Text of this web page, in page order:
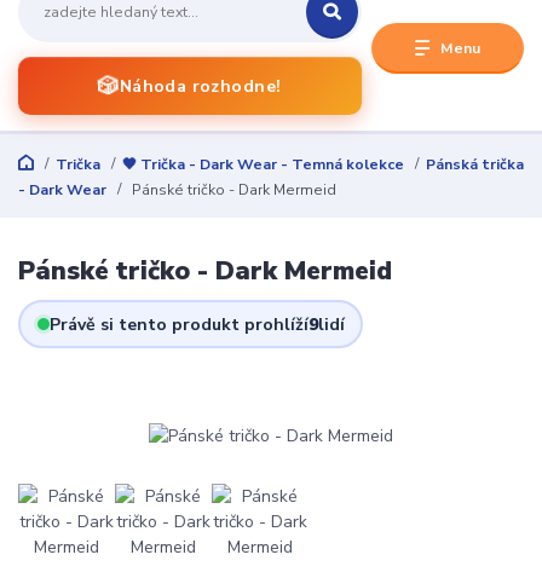
Menu
🎲Náhoda rozhodne!
Trička 🖤 Trička - Dark Wear - Temná kolekce
Pánská trička
- Dark Wear
Pánské tričko - Dark Mermeid
Pánské tričko - Dark Mermeid
Právě si tento produkt prohlíží9lidí